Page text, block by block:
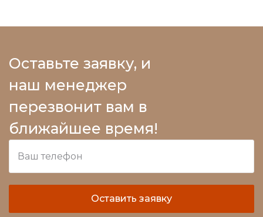
Оставьте заявку, и
наш менеджер
перезвонит вам в
ближайшее время!
Оставить заявку